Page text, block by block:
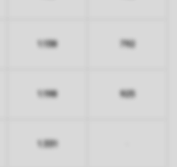
1.138 792
1.198 925
1.331